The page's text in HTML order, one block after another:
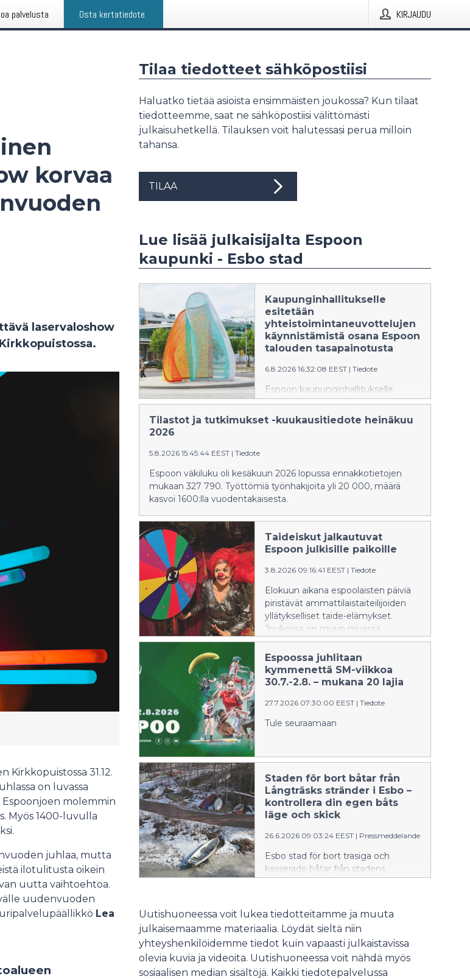
palvelusta Osta kertatiedote KIRJAUDU
korvaa
laservaloshow
Kirkkopuistossa 31.12.
on luvassa
molemmin
Myös 1400-luvulla
juhlaa, mutta
ilotulitusta oikein
uutta vaihtoehtoa.
uudenvuoden
Lea
Tilaa tiedotteet sähköpostiisi
Haluatko tietää asioista ensimmäisten joukossa? Kun tilaat
tiedotteemme, saat ne sähköpostiisi välittömästi
julkaisuhetkellä. Tilauksen voit halutessasi perua milloin
tahansa.
TILAA
Lue lisää julkaisijalta Espoon
kaupunki - Esbo stad
Kaupunginhallitukselle
esitetään
yhteistoimintaneuvottelujen
käynnistämistä osana Espoon
talouden tasapainotusta
6.8.2026 16:32:08 EEST | Tiedote
Espoon kaupunginhallitukselle
esitetään
yhteistoimintaneuvottelujen
miljoonan euron vuosittainen säästö
henkilöstökuluissa.
Kaupunginhallitus käsittelee asiaa
kokouksessaan 10.8.2026.
Tilastot ja tutkimukset -kuukausitiedote heinäkuu
2026
5.8.2026 15:45:44 EEST | Tiedote
Espoon väkiluku oli kesäkuun 2026 lopussa ennakkotietojen
mukaan 327 790. Työttömiä työnhakijoita yli 20 000, määrä
kasvoi 1600:lla vuodentakaisesta.
Taideiskut jalkautuvat
Espoon julkisille paikoille
3.8.2026 09:16:41 EEST | Tiedote
Elokuun aikana espoolaisten päiviä
piristävät ammattilaistaiteilijoiden
yllätykselliset taide-elämykset.
Joukossa on muun muassa
rauhantahtoa esittelevä yhteisöllinen
esitystaidehanke, nukketeatteria,
tankotanssia ja musiikkiesityksiä.
Espoossa juhlitaan
kymmenettä SM-viikkoa
30.7.-2.8. – mukana 20 lajia
27.7.2026 07:30:00 EEST | Tiedote
Tule seuraamaan
Staden för bort båtar från
Långträsks stränder i Esbo –
kontrollera din egen båts
läge och skick
26.6.2026 09:03:24 EEST | Pressmeddelande
Esbo stad för bort trasiga och
kasserade båtar från stadens
områden vid Långträsk i Esbo
privata markägare för bort kasserade
båtar från sin mark. Att förvara en
båt kräver alltid markägarens
tillstånd. Det är i första hand båtens
ägare som ska föra bort den.
Uutishuoneessa voit lukea tiedotteitamme ja muuta
julkaisemaamme materiaalia. Löydät sieltä niin
yhteyshenkilöidemme tiedot kuin vapaasti julkaistavissa
olevia kuvia ja videoita. Uutishuoneessa voit nähdä myös
sosiaalisen median sisältöjä. Kaikki tiedotepalvelussa